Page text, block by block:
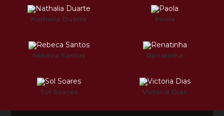
Nathalia Duarte Paola
Rebeca Santos Renatinha
Sol Soares Victoria Dias